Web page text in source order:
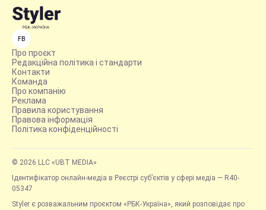
FB
Про проєкт
Редакційна політика і стандарти
Контакти
Команда
Про компанію
Реклама
Правила користування
Правова інформація
Політика конфіденційності
© 2026 LLC «UBT MEDIA»
Ідентифікатор онлайн-медіа в Реєстрі суб’єктів у сфері медіа — R40-
05347
Styler є розважальним проєктом «РБК-Україна», який розповідає про